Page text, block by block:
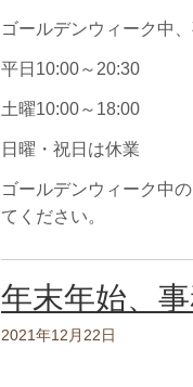
ゴールデンウィーク中
平日10:00～20:30
土曜10:00～18:00
日曜・祝日は休業
ゴールデンウィーク中
てください。
年末年始、
2021年12月22日